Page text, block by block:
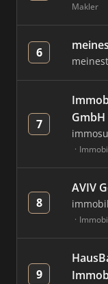
Makler
6
7
GmbH
8
AVIV
9